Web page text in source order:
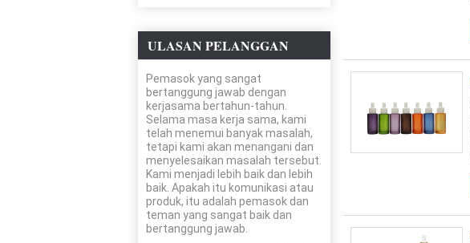
ULASAN PELANGGAN
Pemasok yang sangat
bertanggung jawab dengan
kerjasama bertahun-tahun.
Selama masa kerja sama, kami
telah menemui banyak masalah,
tetapi kami akan menangani dan
menyelesaikan masalah tersebut.
Kami menjadi lebih baik dan lebih
baik. Apakah itu komunikasi atau
produk, itu adalah pemasok dan
teman yang sangat baik dan
bertanggung jawab.